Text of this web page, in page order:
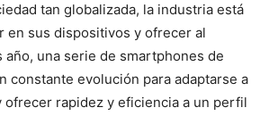
tan globalizada, la industria está
en sus dispositivos y ofrecer al
año, una serie de smartphones de
constante evolución para adaptarse a
ofrecer rapidez y eficiencia a un perfil